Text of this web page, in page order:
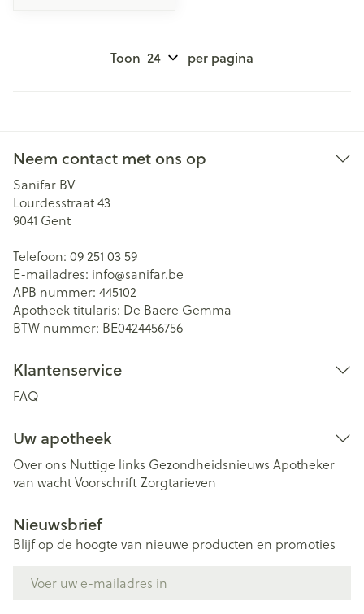
Toon per pagina
Neem contact met ons op
Sanifar BV
Lourdesstraat 43
9041 Gent
Telefoon: 09 251 03 59
E-mailadres: info@sanifar.be
APB nummer: 445102
Apotheek titularis: De Baere Gemma
BTW nummer: BE0424456756
Klantenservice
FAQ
Uw apotheek
Over ons Nuttige links Gezondheidsnieuws Apotheker
van wachtVoorschriftZorgtarieven
Nieuwsbrief
Blijf op de hoogte van nieuwe producten en promoties